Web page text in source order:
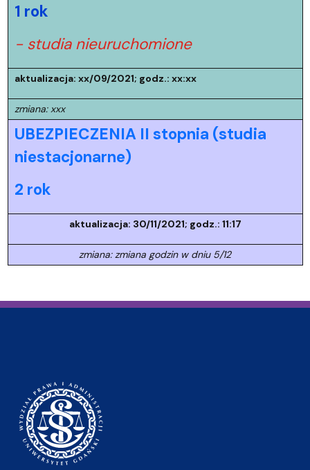
1 rok
- studia nieuruchomione
aktualizacja: xx/09/2021; godz.: xx:xx
zmiana: xxx
UBEZPIECZENIA II stopnia (studia
niestacjonarne)
2 rok
aktualizacja: 30/11/2021; godz.: 11:17
zmiana: zmiana godzin w dniu 5/12